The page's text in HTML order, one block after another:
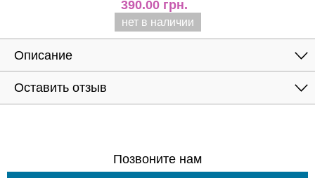
390.00 грн.
нет в наличии
Описание
Оставить отзыв
Позвоните нам